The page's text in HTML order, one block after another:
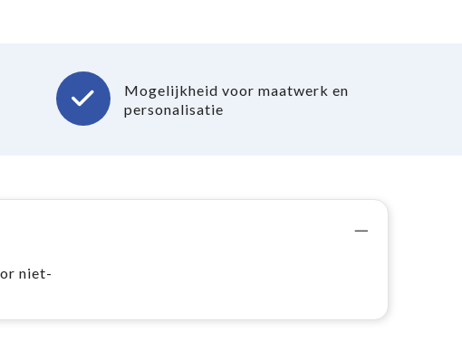
Mogelijkheid voor maatwerk en
personalisatie
niet-